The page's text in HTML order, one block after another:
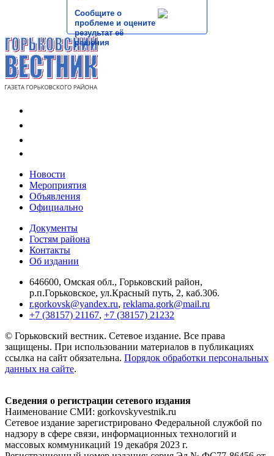
Сообщите о
проблеме и оцените
результат её
решения
Новости
Мероприятия
Объявления
Официально
Документы
Гостям района
Контакты
Об издании
646600, Омская обл., Горьковский район,
р.п.Горьковское, ул.Красный путь, 2, каб.306.
r.gorkovsk@yandex.ru, reklama.gork@mail.ru
+7 (38157) 21167, +7 (38157) 21232
© Горьковский вестник. Сетевое издание. Все права
защищены. При использовании материалов в публикациях
ссылка на сайт обязательна. Порядок обработки персональных
данных на сайте.
Сведения о регистрации сетевого издания
Наименование СМИ: gorkovskyvestnik.ru
Сетевое издание зарегистрировано Федеральной службой по
надзору в сфере связи, информационных технологий и
массовых коммуникаций 19 декабря 2023 г.